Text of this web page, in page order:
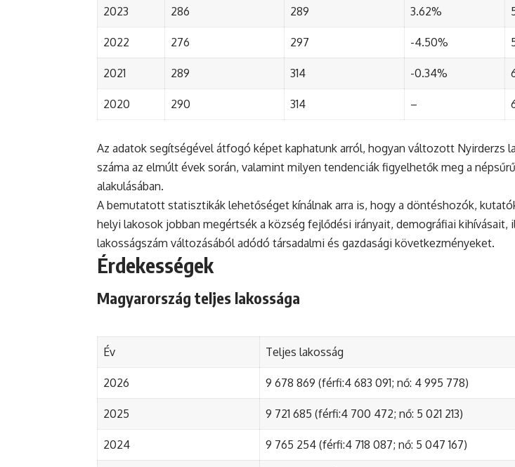
2023 286 289 3.62%
2022 276 297 -4.50%
2021 289 314 -0.34%
2020 290 314 –
Az adatok segítségével átfogó képet kaphatunk arról, hogyan változott Nyirderzs
száma az elmúlt évek során, valamint milyen tendenciák figyelhetők meg a
alakulásában.
A bemutatott statisztikák lehetőséget kínálnak arra is, hogy a döntéshozók,
helyi lakosok jobban megértsék a község fejlődési irányait, demográfiai kihívásait,
lakosságszám változásából adódó társadalmi és gazdasági következményeket.
Érdekességek
Magyarország teljes lakossága
Év Teljes lakosság
2026 9 678 869 (férfi:4 683 091; nő: 4 995 778)
2025 9 721 685 (férfi:4 700 472; nő: 5 021 213)
2024 9 765 254 (férfi:4 718 087; nő: 5 047 167)